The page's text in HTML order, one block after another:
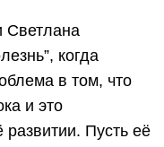
Светлана
когда
в том, что
и это
развитии. Пусть её